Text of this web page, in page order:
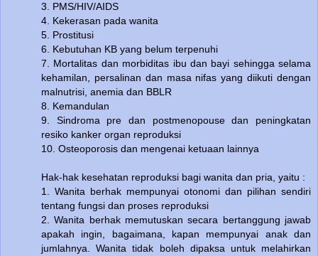
3. PMS/HIV/AIDS
4. Kekerasan pada wanita
5. Prostitusi
6. Kebutuhan KB yang belum terpenuhi
7. Mortalitas dan morbiditas ibu dan bayi sehingga selama
kehamilan, persalinan dan masa nifas yang diikuti dengan
malnutrisi, anemia dan BBLR
8. Kemandulan
9. Sindroma pre dan postmenopouse dan peningkatan
resiko kanker organ reproduksi
10. Osteoporosis dan mengenai ketuaan lainnya
Hak-hak kesehatan reproduksi bagi wanita dan pria, yaitu :
1. Wanita berhak mempunyai otonomi dan pilihan sendiri
tentang fungsi dan proses reproduksi
2. Wanita berhak memutuskan secara bertanggung jawab
apakah ingin, bagaimana, kapan mempunyai anak dan
jumlahnya. Wanita tidak boleh dipaksa untuk melahirkan